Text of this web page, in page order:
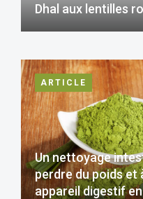
Dhal aux lentilles
ARTICLE
Un nettoyage
perdre du poids et
appareil digestif